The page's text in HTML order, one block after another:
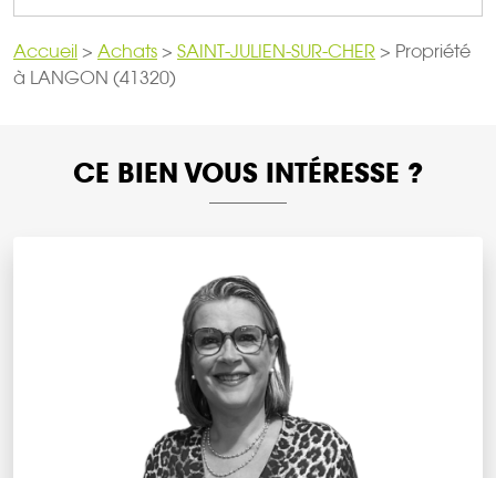
Accueil > Achats > SAINT-JULIEN-SUR-CHER > Propriété
à LANGON (41320)
CE BIEN VOUS INTÉRESSE ?